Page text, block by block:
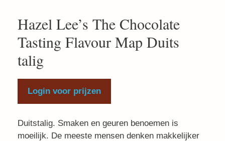
Hazel Lee’s The Chocolate
Tasting Flavour Map Duits
talig
Login voor prijzen
Duitstalig. Smaken en geuren benoemen is
moeilijk. De meeste mensen denken makkelijker